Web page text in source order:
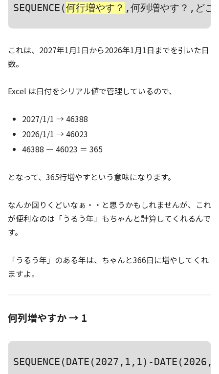
SEQUENCE(何行増やす？ ,何列増やす？,どこ
これは、2027年1月1日から2026年1月1日までを引いた日
数。
Excel は日付をシリアル値で管理しているので、
2027/1/1 → 46388
2026/1/1 → 46023
46388 ー 46023 ＝ 365
となって、365行増やすという意味になります。
なんか回りくどいなぁ・・と思うかもしれませんが、これ
が便利なのは「うるう年」もちゃんと計算してくれるんで
す。
「うるう年」のある年は、ちゃんと366日に増やしてくれ
ますよ。
何列増やすか → 1
SEQUENCE(DATE(2027,1,1)-